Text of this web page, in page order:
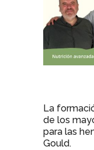
La
de los
para las
Gould.